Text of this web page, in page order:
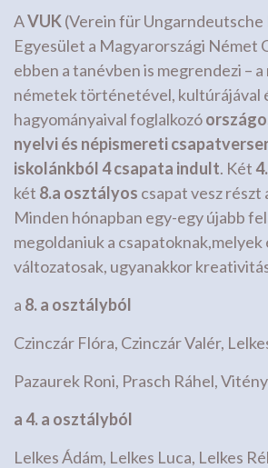
AVUK(Verein für Ungarndeutsche
Egyesület a Magyarországi Német
ebben a tanévben is megrendezi –
németek történetével, kultúrájával
hagyományaival foglalkozó
nyelvi és népismereti
iskolánkból 4 csapata indult. Két
két 8.a osztályos csapat vesz részt
Minden hónapban egy-egy újabb
megoldaniuk a csapatoknak,melyek
változatosak, ugyanakkor
a 8. a osztályból
Czinczár Flóra, Czinczár Valér,
Pazaurek Roni, Prasch Ráhel,
a 4. a osztályból
Lelkes Ádám, Lelkes Luca, Lelkes